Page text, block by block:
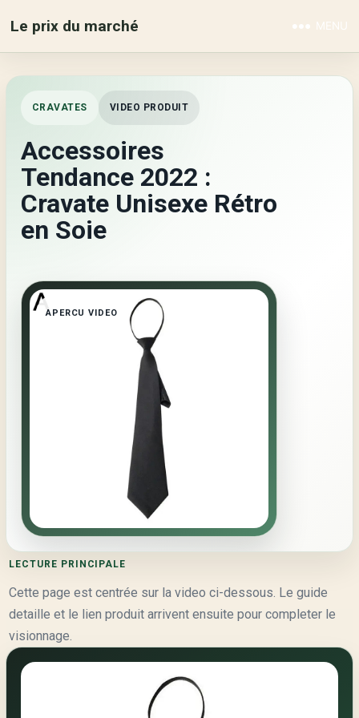
Le prix du marché MENU
CRAVATES VIDEO PRODUIT
Accessoires
Tendance 2022 :
Cravate Unisexe Rétro
en Soie
APERCU VIDEO
LECTURE PRINCIPALE
Cette page est centrée sur la video ci-dessous. Le guide
detaille et le lien produit arrivent ensuite pour completer le
visionnage.